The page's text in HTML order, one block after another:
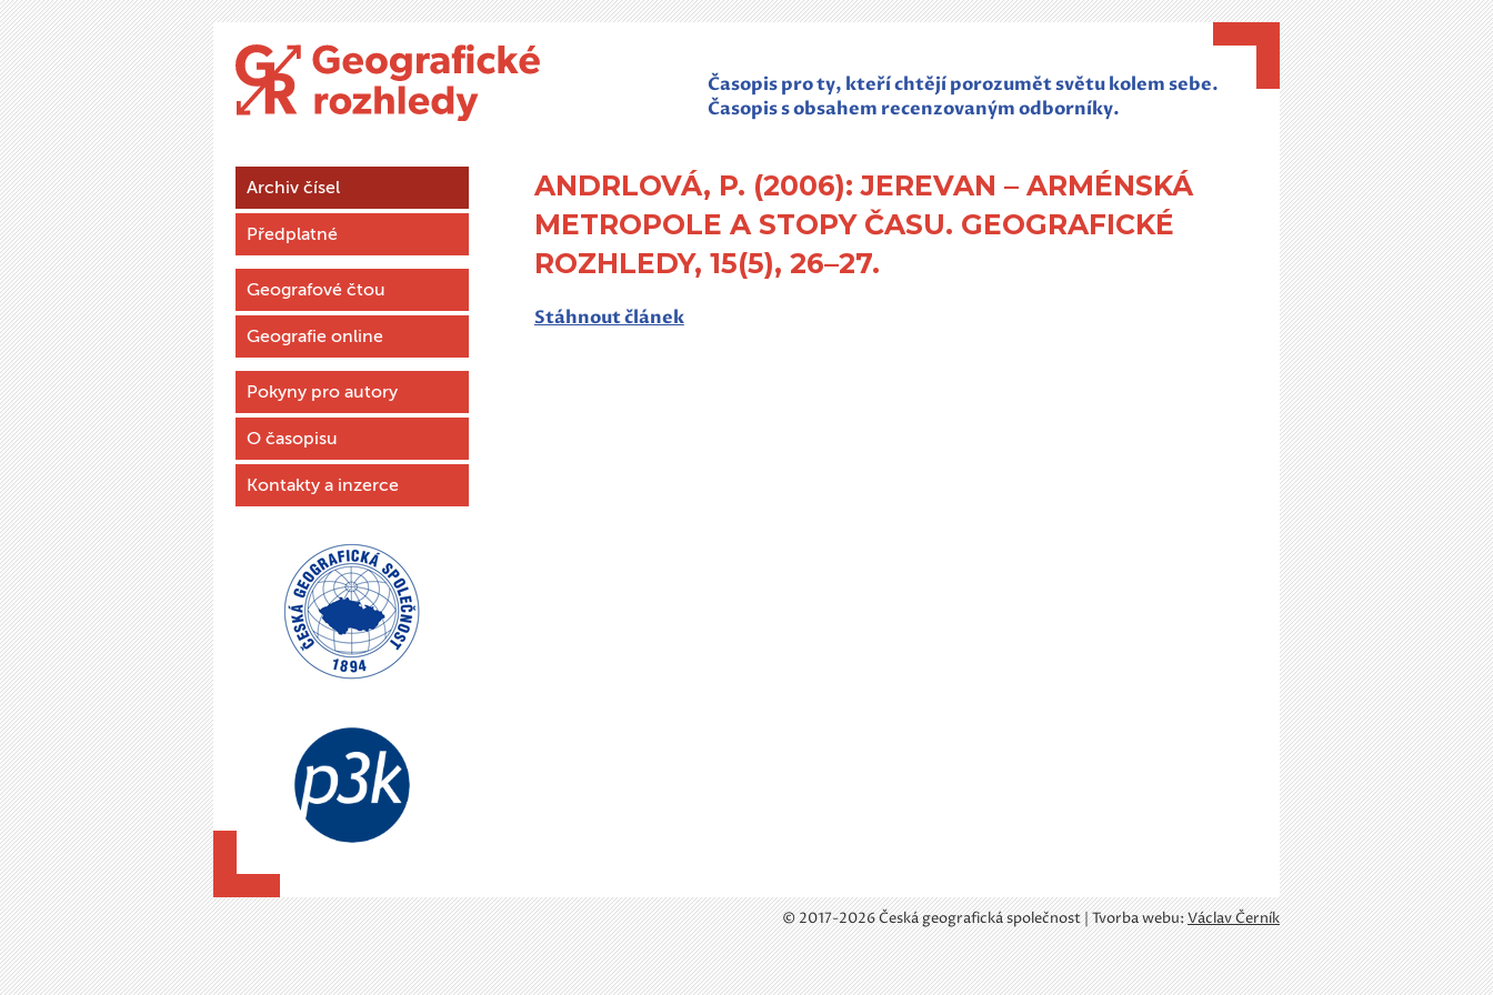
Časopis pro ty, kteří chtějí porozumět světu kolem sebe.
Časopis s obsahem recenzovaným odborníky.
Archiv čísel
Předplatné
Geografové čtou
Geografie online
Pokyny pro autory
O časopisu
Kontakty a inzerce
ANDRLOVÁ, P. (2006): JEREVAN – ARMÉNSKÁ
METROPOLE A STOPY ČASU. GEOGRAFICKÉ
ROZHLEDY, 15(5), 26–27.
Stáhnout článek
© 2017-2026 Česká geografická společnost | Tvorba webu:Václav Černík